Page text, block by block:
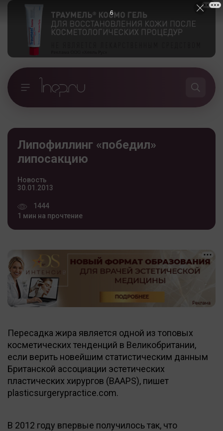
Липофиллинг «победил»
липосакцию
Новость
30.01.2013
1444
1 мин на прочтение
Пересадка жира является одной из топовых
косметических тенденций в Великобритании,
если верить новейшим статистическим данным
Британской ассоциации эстетических
пластических хирургов (BAAPS), пишет
plasticsurgerypractice.com.
В 2012 году впервые получилось так, что
5